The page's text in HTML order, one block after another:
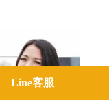
Line客服